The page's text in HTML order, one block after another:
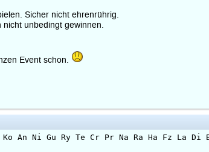
Sicher nicht ehrenrührig.
unbedingt gewinnen.
Event schon.
Ry Te Cr Pr Na Ra Ha Fz La Di Bo